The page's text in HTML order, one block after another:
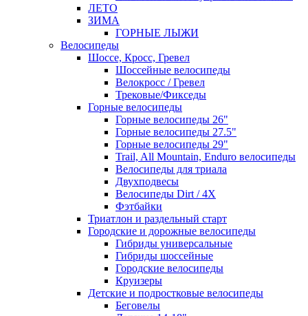
ЛЕТО
ЗИМА
ГОРНЫЕ ЛЫЖИ
Велосипеды
Шоссе, Кросс, Гревел
Шоссейные велосипеды
Велокросс / Гревел
Трековые/Фикседы
Горные велосипеды
Горные велосипеды 26"
Горные велосипеды 27.5"
Горные велосипеды 29"
Trail, All Mountain, Enduro велосипеды
Велосипеды для триала
Двухподвесы
Велосипеды Dirt / 4X
Фэтбайки
Триатлон и раздельный старт
Городские и дорожные велосипеды
Гибриды универсальные
Гибриды шоссейные
Городские велосипеды
Круизеры
Детские и подростковые велосипеды
Беговелы